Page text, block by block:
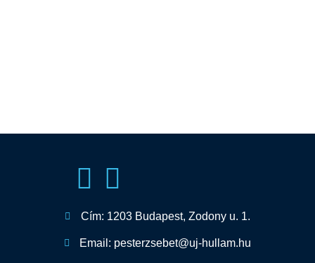
Cím: 1203 Budapest, Zodony u. 1.
Email: pesterzsebet@uj-hullam.hu